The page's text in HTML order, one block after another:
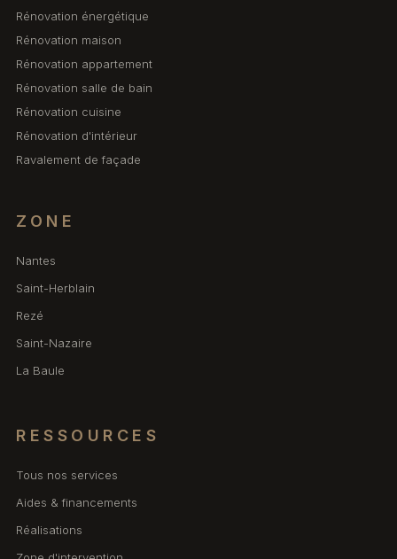
Rénovation énergétique
Rénovation maison
Rénovation appartement
Rénovation salle de bain
Rénovation cuisine
Rénovation d'intérieur
Ravalement de façade
ZONE
Nantes
Saint-Herblain
Rezé
Saint-Nazaire
La Baule
RESSOURCES
Tous nos services
Aides & financements
Réalisations